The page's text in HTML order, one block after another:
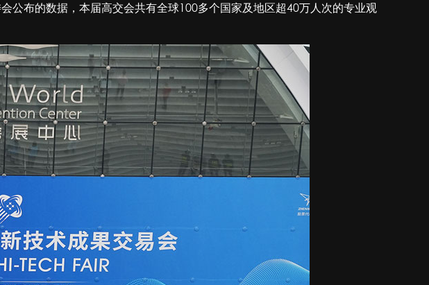
公布的数据，本届高交会共有全球100多个国家及地区超40万人次的专业观